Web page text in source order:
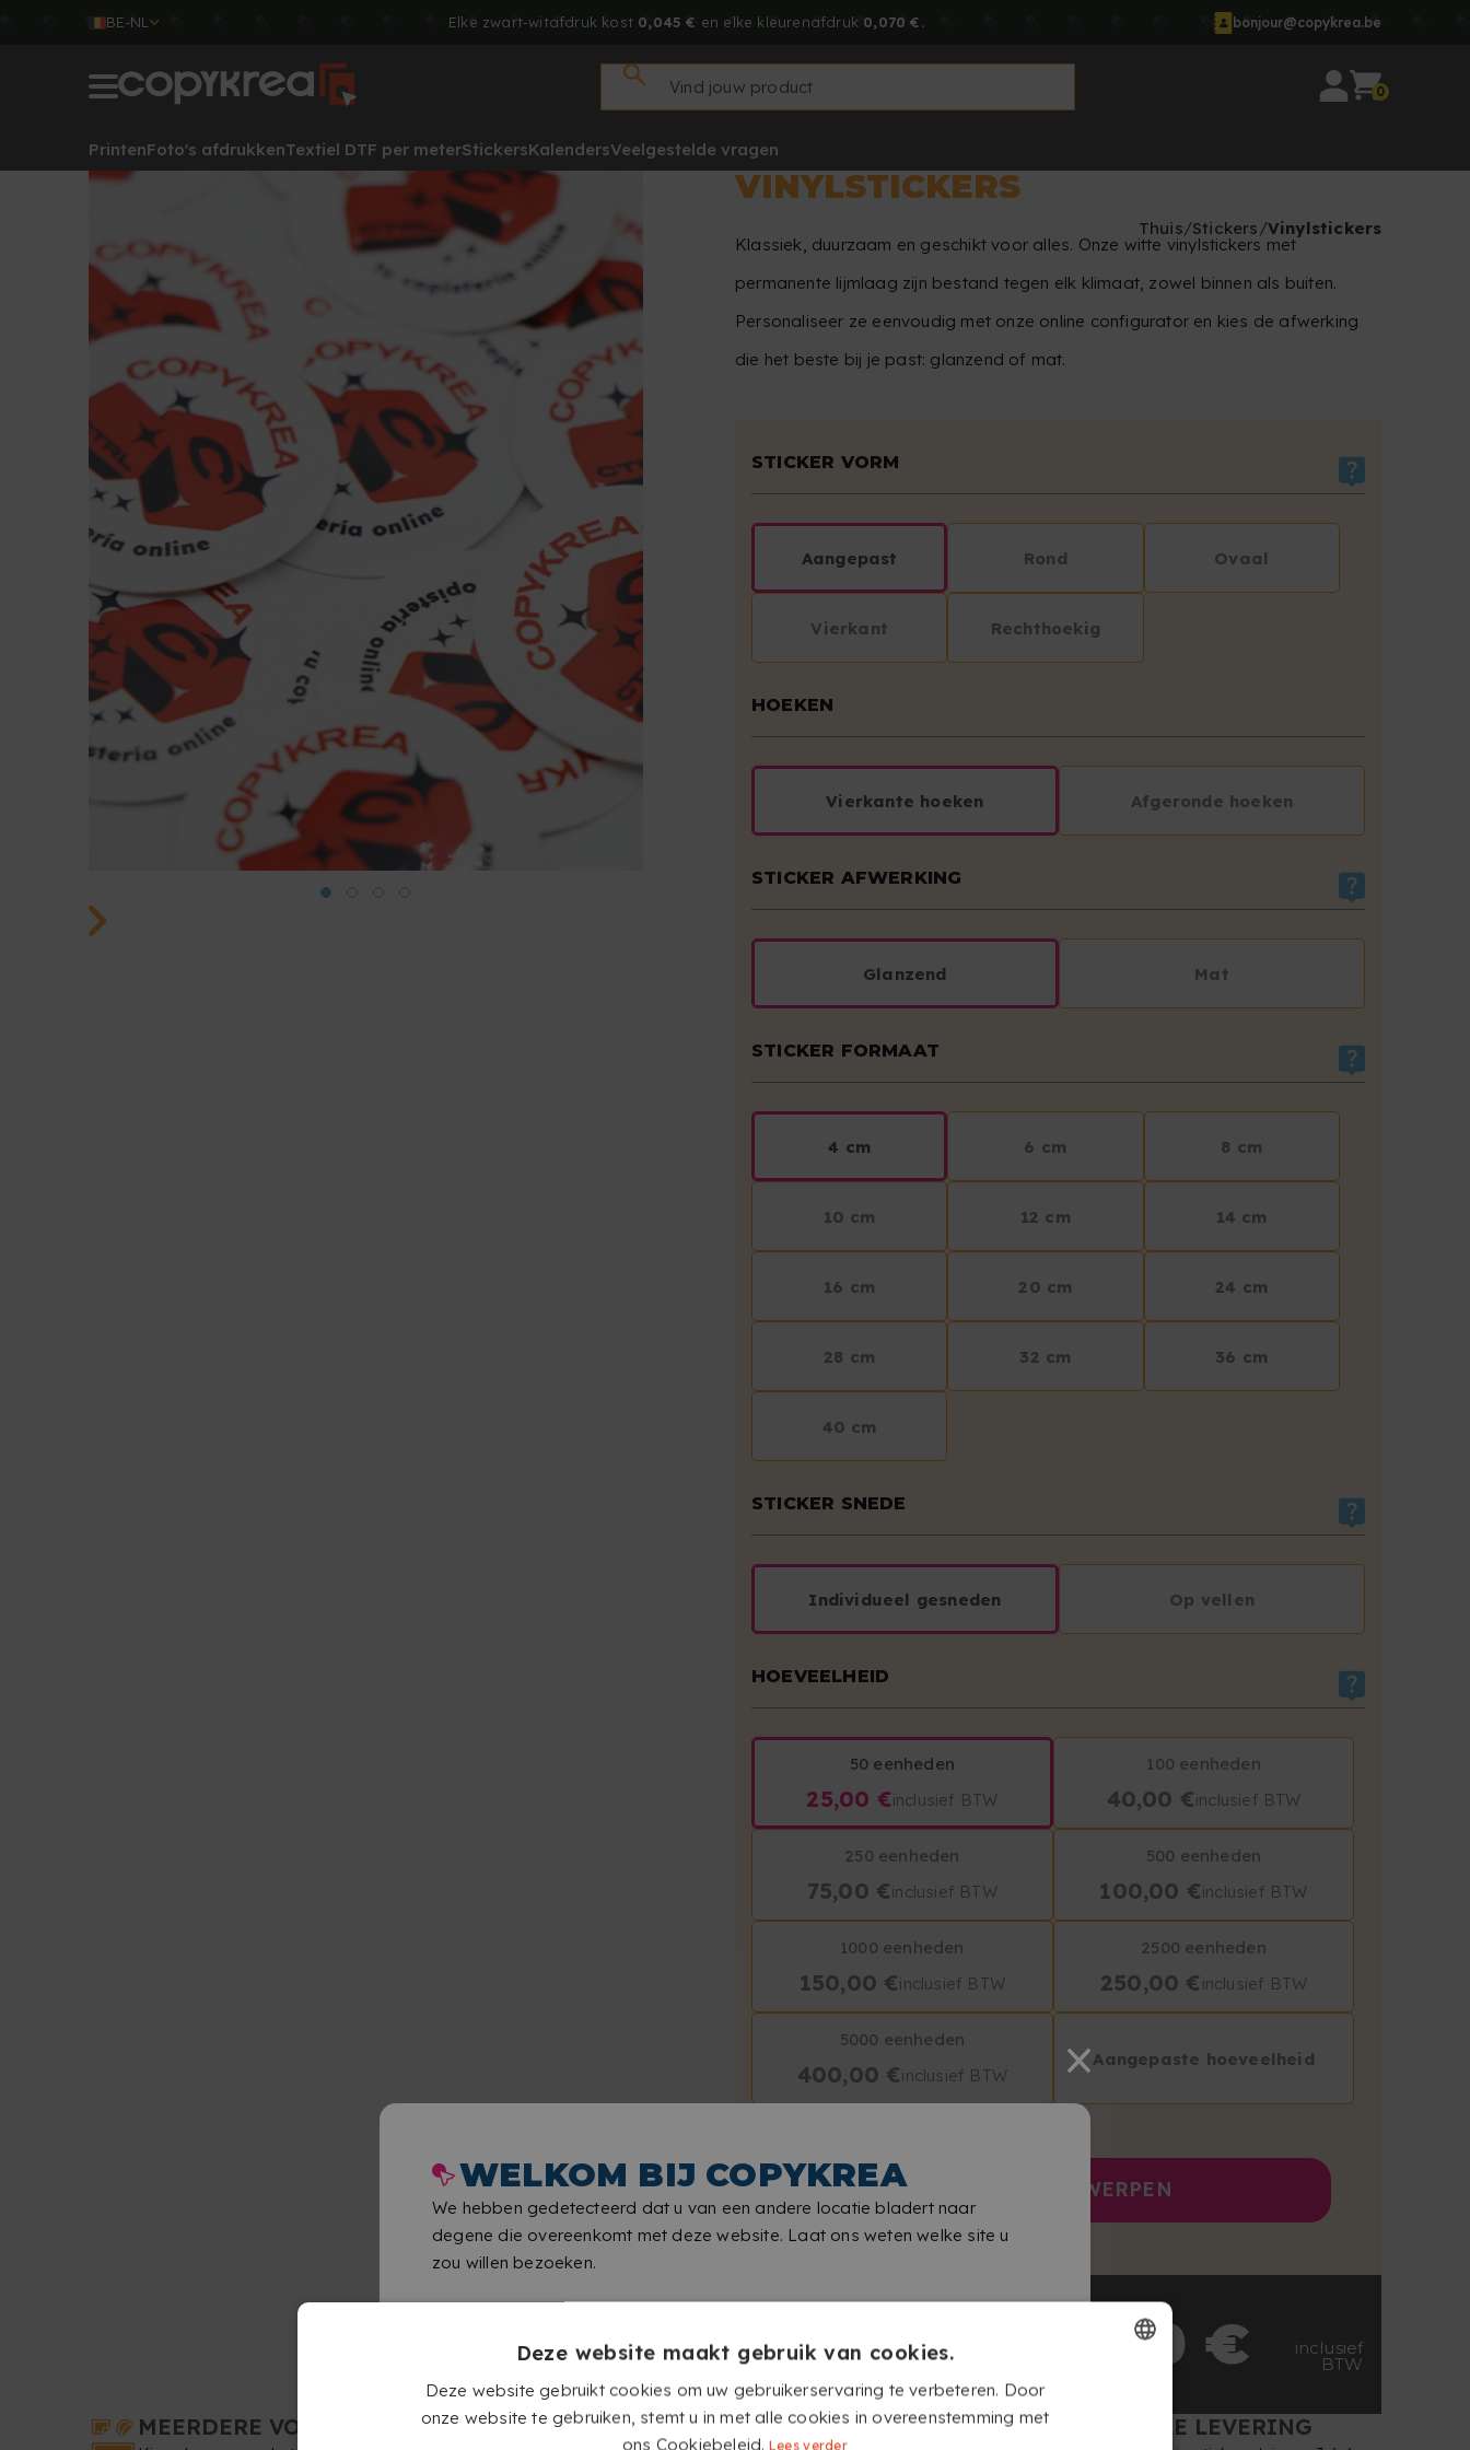
WELKOM BIJ COPYKREA
We hebben gedetecteerd dat u van een andere locatie bladert naar
degene die overeenkomt met deze website. Laat ons weten welke site u
zou willen bezoeken.
BE-NL Elke zwart-witafdruk kost 0,045 € en elke kleurenafdruk 0,070 €. bonjour@copykrea.be
0
PrintenFoto's afdrukkenTextiel DTF per meterStickersKalendersVeelgestelde vragen
Thuis Stickers Vinylstickers
VINYLSTICKERS
Klassiek, duurzaam en geschikt voor alles. Onze witte vinylstickers met
permanente lijmlaag zijn bestand tegen elk klimaat, zowel binnen als buiten.
Personaliseer ze eenvoudig met onze online configurator en kies de afwerking
die het beste bij je past: glanzend of mat.
STICKER VORM
Aangepast Rond Ovaal
Vierkant Rechthoekig
HOEKEN
Vierkante hoeken Afgeronde hoeken
STICKER AFWERKING
Glanzend Mat
STICKER FORMAAT
4 cm 6 cm 8 cm
10 cm 12 cm 14 cm
16 cm 20 cm 24 cm
28 cm 32 cm 36 cm
40 cm
STICKER SNEDE
Individueel gesneden Op vellen
HOEVEELHEID
50 eenheden
25,00 €inclusief BTW
100 eenheden
40,00 €inclusief BTW
250 eenheden
75,00 €inclusief BTW
500 eenheden
100,00 €inclusief BTW
1000 eenheden
150,00 €inclusief BTW
2500 eenheden
250,00 € inclusief BTW
5000 eenheden
400,00 €inclusief BTW
Aangepaste hoeveelheid
ONLINE ONTWERPEN
bestelling
25,00 € inclusief
BTW
MEERDERE VORMEN
RUIME KEUZE AAN
SNELLE LEVERING
Deze website maakt gebruik van cookies.
Deze website gebruikt cookies om uw gebruikerservaring te verbeteren. Door
onze website te gebruiken, stemt u in met alle cookies in overeenstemming met
ons Cookiebeleid. Lees verder